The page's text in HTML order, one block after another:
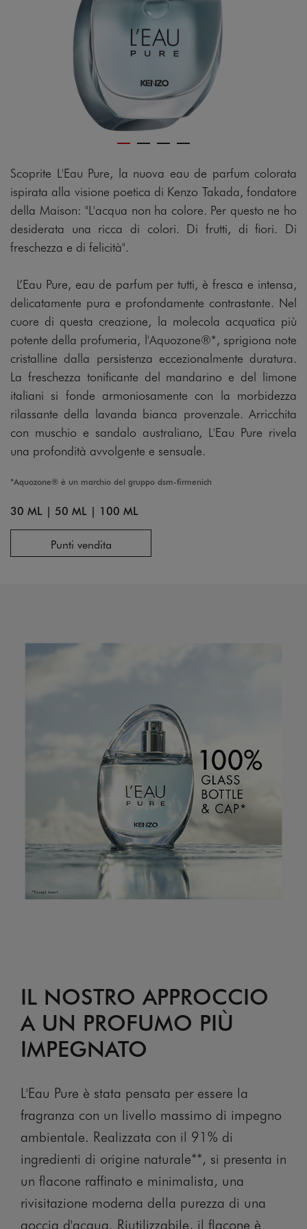
Scoprite L'Eau Pure, la nuova eau de parfum colorata
ispirata alla visione poetica di Kenzo Takada, fondatore
della Maison: "L'acqua non ha colore. Per questo ne ho
desiderata una ricca di colori. Di frutti, di fiori. Di
freschezza e di felicità".
L’Eau Pure, eau de parfum per tutti, è fresca e intensa,
delicatamente pura e profondamente contrastante. Nel
cuore di questa creazione, la molecola acquatica più
potente della profumeria, l'Aquozone®*, sprigiona note
cristalline dalla persistenza eccezionalmente duratura.
La freschezza tonificante del mandarino e del limone
italiani si fonde armoniosamente con la morbidezza
rilassante della lavanda bianca provenzale. Arricchita
con muschio e sandalo australiano, L'Eau Pure rivela
una profondità avvolgente e sensuale.
*Aquozone® è un marchio del gruppo dsm-firmenich
30 ML | 50 ML | 100 ML
Punti vendita
IL NOSTRO APPROCCIO
A UN PROFUMO PIÙ
IMPEGNATO
L'Eau Pure è stata pensata per essere la
fragranza con un livello massimo di impegno
ambientale. Realizzata con il 91% di
ingredienti di origine naturale**, si presenta in
un flacone raffinato e minimalista, una
rivisitazione moderna della purezza di una
goccia d'acqua. Riutilizzabile, il flacone è